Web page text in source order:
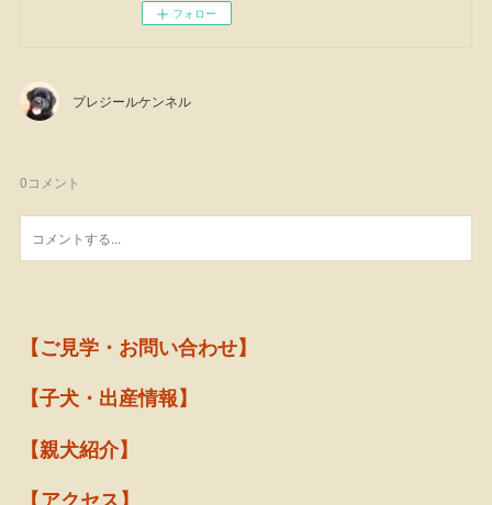
フォロー
プレジールケンネル
0コメント
【ご見学・お問い合わせ】
【子犬・出産情報】
【親犬紹介】